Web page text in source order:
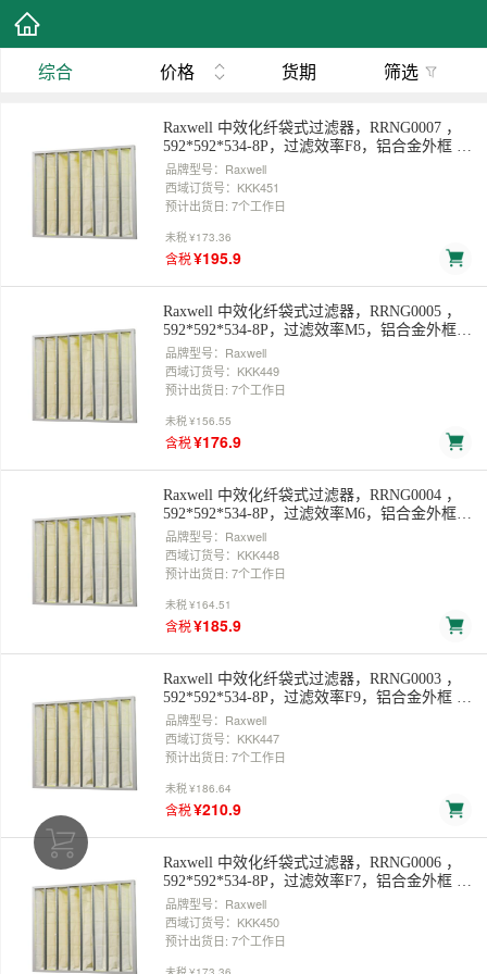
综合 价格 货期 筛选
Raxwell 中效化纤袋式过滤器，RRNG0007 ，
592*592*534-8P，过滤效率F8，铝合金外框 售
卖规格：1个
品牌型号：Raxwell
西域订货号：KKK451
预计出货日: 7个工作日
未税¥173.36
含税¥195.9
Raxwell 中效化纤袋式过滤器，RRNG0005 ，
592*592*534-8P，过滤效率M5，铝合金外框
售卖规格：1个
品牌型号：Raxwell
西域订货号：KKK449
预计出货日: 7个工作日
未税¥156.55
含税¥176.9
Raxwell 中效化纤袋式过滤器，RRNG0004 ，
592*592*534-8P，过滤效率M6，铝合金外框
售卖规格：1个
品牌型号：Raxwell
西域订货号：KKK448
预计出货日: 7个工作日
未税¥164.51
含税¥185.9
Raxwell 中效化纤袋式过滤器，RRNG0003 ，
592*592*534-8P，过滤效率F9，铝合金外框 售
卖规格：1个
品牌型号：Raxwell
西域订货号：KKK447
预计出货日: 7个工作日
未税¥186.64
含税¥210.9
Raxwell 中效化纤袋式过滤器，RRNG0006 ，
592*592*534-8P，过滤效率F7，铝合金外框 售
卖规格：1个
品牌型号：Raxwell
西域订货号：KKK450
预计出货日: 7个工作日